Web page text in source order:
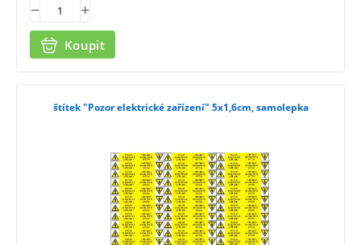
Koupit
štítek "Pozor elektrické zařízení" 5x1,6cm, samolepka